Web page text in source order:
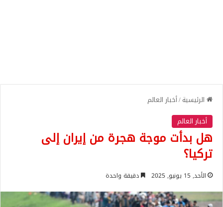
الرئيسية/أخبار العالم
أخبار العالم
هل بدأت موجة هجرة من إيران إلى
تركيا؟
الأحد, 15 يونيو, 2025 دقيقة واحدة